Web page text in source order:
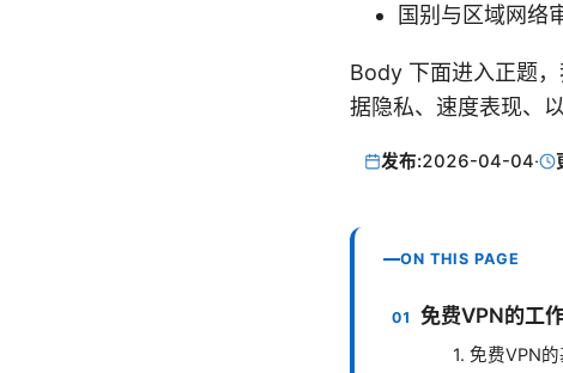
国别与区域网
Body 下面进入正题
据隐私、速度表现、
发布:2026-04-04·
ON THIS PAGE
免费VPN的工
1. 免费VPN